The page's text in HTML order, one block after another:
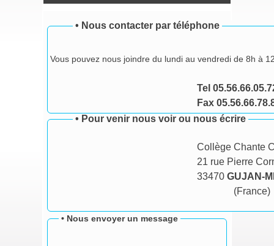
• Nous contacter par téléphone
Vous pouvez nous joindre du lundi au vendredi de 8h à
Tel
Fax
• Pour venir nous voir ou nous écrire
Collège Chante
21 rue Pierre
33470GUJAN-
(France)
• Nous envoyer un message